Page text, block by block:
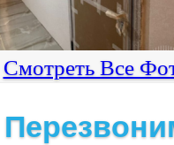
Смотреть Все